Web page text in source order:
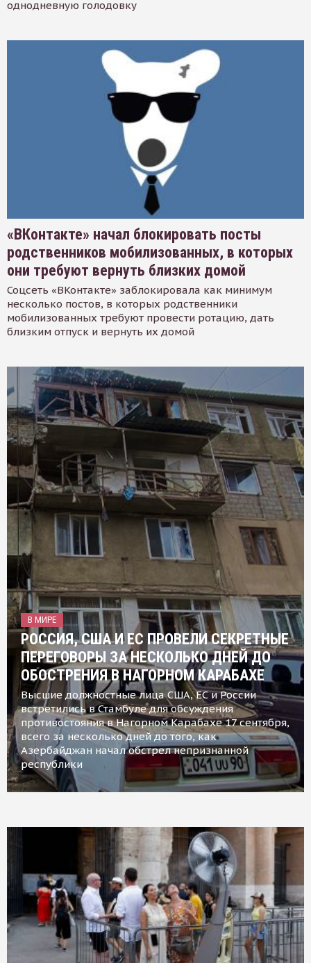
однодневную голодовку
«ВКонтакте» начал блокировать посты
родственников мобилизованных, в которых
они требуют вернуть близких домой
Соцсеть «ВКонтакте» заблокировала как минимум
несколько постов, в которых родственники
мобилизованных требуют провести ротацию, дать
близким отпуск и вернуть их домой
В МИРЕ
РОССИЯ, США И ЕС ПРОВЕЛИ СЕКРЕТНЫЕ
ПЕРЕГОВОРЫ ЗА НЕСКОЛЬКО ДНЕЙ ДО
ОБОСТРЕНИЯ В НАГОРНОМ КАРАБАХЕ
Высшие должностные лица США, ЕС и России
встретились в Стамбуле для обсуждения
противостояния в Нагорном Карабахе 17 сентября,
всего за несколько дней до того, как
Азербайджан начал обстрел непризнанной
республики